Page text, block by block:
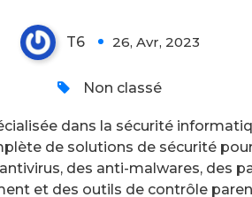
T6 26, Avr, 2023
Non classé
dans la sécurité
de solutions de sécurité
des anti-malwares, des
et des outils de contrôle